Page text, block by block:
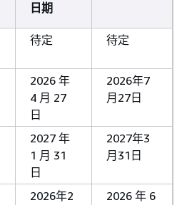
日期
待定 待定
2026 年
4 月 27
日
2026年7
月27日
2027 年
1 月 31
日
2027年3
月31日
2026年2
2026 年 6